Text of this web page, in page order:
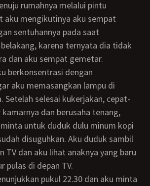
rumahnya melalui pintu
aku mengikutinya aku sempat
sentuhannya pada saat
karena ternyata dia tidak
dan aku sempat gemetar.
aku memasangkan lampu di
Setelah selesai kukerjakan, cepat-
dan berusaha tenang,
untuk duduk dulu minum kopi
disuguhkan. Aku duduk sambil
TV dan aku lihat anaknya yang baru
pulas di depan TV.